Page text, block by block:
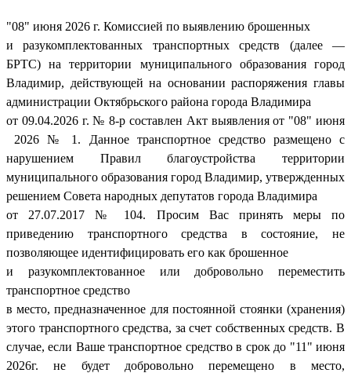
"08" июня 2026 г. Комиссией по выявлению брошенных
и разукомплектованных транспортных средств (далее —
БРТС) на территории муниципального образования город
Владимир, действующей на основании распоряжения главы
администрации Октябрьского района города Владимира
от 09.04.2026 г. № 8-р составлен Акт выявления от "08" июня
2026 № 1. Данное транспортное средство размещено с
нарушением Правил благоустройства территории
муниципального образования город Владимир, утвержденных
решением Совета народных депутатов города Владимира
от 27.07.2017 № 104. Просим Вас принять меры по
приведению транспортного средства в состояние, не
позволяющее идентифицировать его как брошенное
и разукомплектованное или добровольно переместить
транспортное средство
в место, предназначенное для постоянной стоянки (хранения)
этого транспортного средства, за счет собственных средств. В
случае, если Ваше транспортное средство в срок до "11" июня
2026г. не будет добровольно перемещено в место,